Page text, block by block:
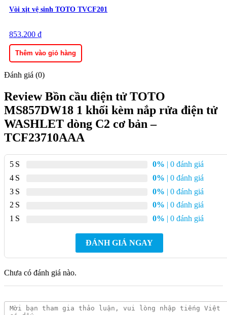
Vòi xịt vệ sinh TOTO TVCF201
853.200 ₫
Thêm vào giỏ hàng
Đánh giá (0)
Review Bồn cầu điện tử TOTO
MS857DW18 1 khối kèm nắp rửa điện tử
WASHLET dòng C2 cơ bản –
TCF23710AAA
5 0% | 0 đánh giá
4
0% | 0 đánh giá
3
0% | 0 đánh giá
2
0% | 0 đánh giá
1
0% | 0 đánh giá
ĐÁNH GIÁ NGAY
Chưa có đánh giá nào.